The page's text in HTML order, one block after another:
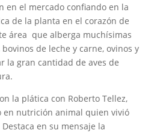
en el mercado confiando en la
de la planta en el corazón de
área que alberga muchísimas
de leche y carne, ovinos y
la gran cantidad de aves de
la plática con Roberto Tellez,
en nutrición animal quien vivió
en su mensaje la